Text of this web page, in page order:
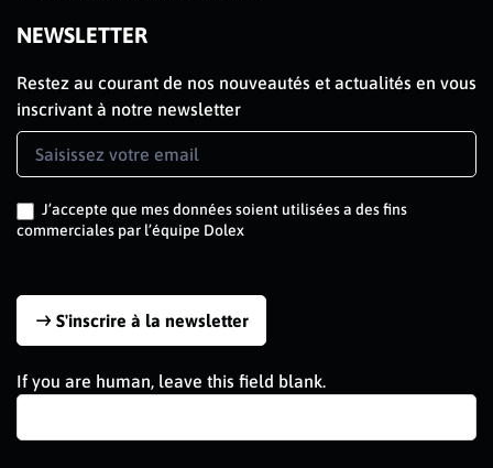
NEWSLETTER
Restez au courant de nos nouveautés et actualités en vous
inscrivant à notre newsletter
Newsletter
Signup
J’accepte que mes données soient utilisées a des fins
commerciales par l’équipe Dolex
S'inscrire à la newsletter
If you are human, leave this field blank.